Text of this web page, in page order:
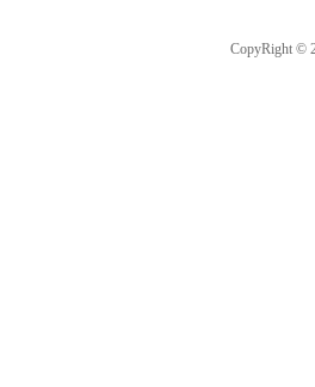
CopyRight ©